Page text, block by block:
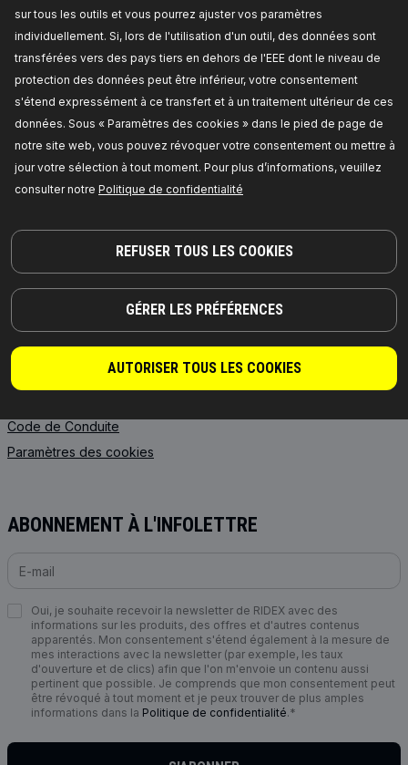
sur tous les outils et vous pourrez ajuster vos paramètres
individuellement. Si, lors de l'utilisation d'un outil, des données sont
transférées vers des pays tiers en dehors de l'EEE dont le niveau de
protection des données peut être inférieur, votre consentement
s'étend expressément à ce transfert et à un traitement ultérieur de ces
données. Sous « Paramètres des cookies » dans le pied de page de
notre site web, vous pouvez révoquer votre consentement ou mettre à
jour votre sélection à tout moment. Pour plus d’informations, veuillez
consulter notre Politique de confidentialité
REFUSER TOUS LES COOKIES
GÉRER LES PRÉFÉRENCES
AUTORISER TOUS LES COOKIES
RIDEX PLUS
RIDEX REMAN
Huile moteur
Huiles de transmission
Batteries de démarrage
ANTIGEL
Où acheter
FAQ
Intégration API
Collaborer avec RIDEX
INFORMATIONS
Actualités
Politique de confidentialité
Mentions légales
Conditions générales de
vente
Échange de pièce consignée
Sécurité des produits &
Code de Сonduite
Paramètres des cookies
ABONNEMENT À L'INFOLETTRE
Oui, je souhaite recevoir la newsletter de RIDEX avec des
informations sur les produits, des offres et d'autres contenus
apparentés. Mon consentement s'étend également à la mesure de
mes interactions avec la newsletter (par exemple, les taux
d'ouverture et de clics) afin que l'on m'envoie un contenu aussi
pertinent que possible. Je comprends que mon consentement peut
être révoqué à tout moment et je peux trouver de plus amples
informations dans la Politique de confidentialité.*